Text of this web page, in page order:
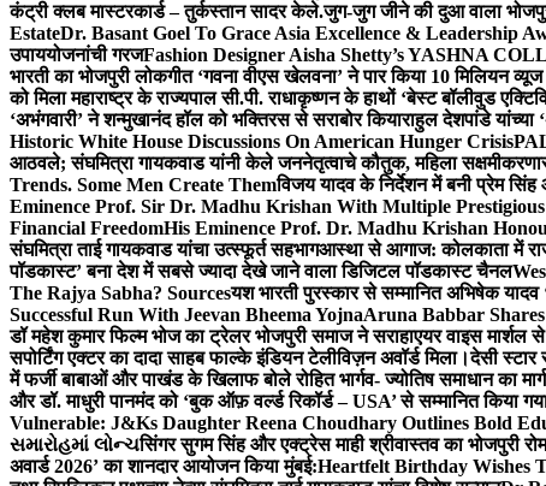
कंट्री क्लब मास्टरकार्ड – तुर्कस्तान सादर केले.जुग-जुग जीने की दुआ वाला
EstateDr. Basant Goel To Grace Asia Excellence & Leadership
उपाययोजनांची गरजFashion Designer Aisha Shetty’s YASHNA
भारती का भोजपुरी लोकगीत ‘गवना वीएस खेलवना’ ने पार किया 10 मिलियन
को मिला महाराष्ट्र के राज्यपाल सी.पी. राधाकृष्णन के हाथों ‘बेस्ट बॉलीवुड
‘अभंगवारी’ ने शन्मुखानंद हॉल को भक्तिरस से सराबोर कियाराहुल देशपांडे यांच्या
Historic White House Discussions On American Hunger Crisis
आठवले; संघमित्रा गायकवाड यांनी केले जननेतृत्वाचे कौतुक, महिला
Trends. Some Men Create Themविजय यादव के निर्देशन में बनी प्रेम सिंह
Eminence Prof. Sir Dr. Madhu Krishan With Multiple
Financial FreedomHis Eminence Prof. Dr. Madhu Krishan
संघमित्रा ताई गायकवाड यांचा उत्स्फूर्त सहभागआस्था से आगाज: कोलकाता में
पॉडकास्ट’ बना देश में सबसे ज्यादा देखे जाने वाला डिजिटल पॉडकास्ट चैनल
The Rajya Sabha? Sourcesयश भारती पुरस्कार से सम्मानित अभिषेक यादव
Successful Run With Jeevan Bheema YojnaAruna Babbar
डॉ महेश कुमार फिल्म भोज का ट्रेलर भोजपुरी समाज ने सराहाएयर वाइस मार्शल
सपोर्टिंग एक्टर का दादा साहब फाल्के इंडियन टेलीविज़न अवॉर्ड मिला।देसी स्टार
में फर्जी बाबाओं और पाखंड के खिलाफ बोले रोहित भार्गव- ज्योतिष समाधान का
और डॉ. माधुरी पानमंद को ‘बुक ऑफ़ वर्ल्ड रिकॉर्ड – USA’ से सम्मानित किया
Vulnerable: J&Ks Daughter Reena Choudhary Outlines Bold
સમારોહમાં લોન્ચसिंगर सुगम सिंह और एक्ट्रेस माही श्रीवास्तव का भोजपुरी
अवार्ड 2026’ का शानदार आयोजन किया मुंबई:Heartfelt Birthday Wishes